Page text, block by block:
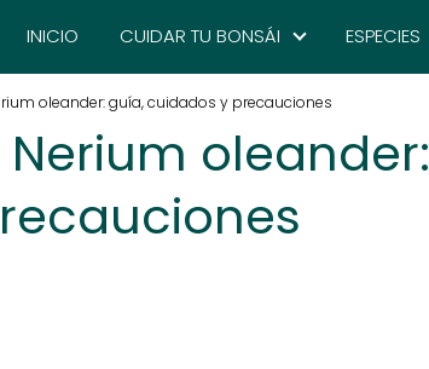
INICIO CUIDAR TU BONSÁI ESPECIES
oleander: guía, cuidados y precauciones
oleander: